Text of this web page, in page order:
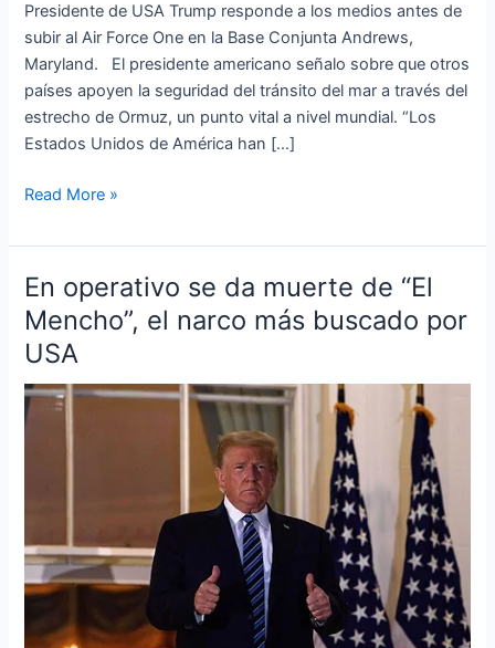
Presidente de USA Trump responde a los medios antes de
subir al Air Force One en la Base Conjunta Andrews,
Maryland. El presidente americano señalo sobre que otros
países apoyen la seguridad del tránsito del mar a través del
estrecho de Ormuz, un punto vital a nivel mundial. “Los
Estados Unidos de América han […]
para
asegurar
el
estrecho
de
Ormuz
Read More »
En operativo se da muerte de “El
Mencho”, el narco más buscado por
USA
En
operativo
se
da
muerte
de
más
buscado
por
USA